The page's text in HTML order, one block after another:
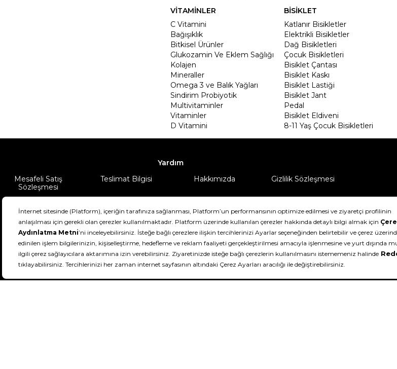
VİTAMİNLER
C Vitamini
Bağışıklık
Bitkisel Ürünler
Glukozamin Ve Eklem Sağlığı
Kolajen
Mineraller
Omega 3 ve Balık Yağları
Sindirim Probiyotik
Multivitaminler
Vitaminler
D Vitamini
BİSİKLET
Katlanır Bisikletler
Elektrikli Bisikletler
Dağ Bisikletleri
Çocuk Bisikletleri
Bisiklet Çantası
Bisiklet Kaskı
Bisiklet Lastiği
Bisiklet Jant
Pedal
Bisiklet Eldiveni
8-11 Yaş Çocuk Bisikletleri
Yardım
Mesafeli Satış
Sözleşmesi
Teslimat Bilgisi Hakkımızda Gizlilik Sözleşmesi
DeFactoFIT ©️ 2022-2026. Tüm hakları saklıdır.